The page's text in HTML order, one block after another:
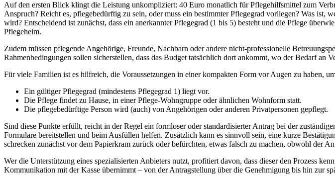
Auf den ersten Blick klingt die Leistung unkompliziert: 40 Euro monatlich für Pflegehilfsmittel zum
Anspruch? Reicht es, pflegebedürftig zu sein, oder muss ein bestimmter Pflegegrad vorliegen? Was
wird? Entscheidend ist zunächst, dass ein anerkannter Pflegegrad (1 bis 5) besteht und die Pflege
Pflegeheim.
Zudem müssen pflegende Angehörige, Freunde, Nachbarn oder andere nicht-professionelle
Rahmenbedingungen sollen sicherstellen, dass das Budget tatsächlich dort ankommt, wo der Bedarf an
Für viele Familien ist es hilfreich, die Voraussetzungen in einer kompakten Form vor Augen zu haben,
Ein gültiger Pflegegrad (mindestens Pflegegrad 1) liegt vor.
Die Pflege findet zu Hause, in einer Pflege-Wohngruppe oder ähnlichen Wohnform statt.
Die pflegebedürftige Person wird (auch) von Angehörigen oder anderen Privatpersonen gepflegt.
Sind diese Punkte erfüllt, reicht in der Regel ein formloser oder standardisierter Antrag bei der
Formulare bereitstellen und beim Ausfüllen helfen. Zusätzlich kann es sinnvoll sein, eine kurze
schrecken zunächst vor dem Papierkram zurück oder befürchten, etwas falsch zu machen, obwohl der
Wer die Unterstützung eines spezialisierten Anbieters nutzt, profitiert davon, dass dieser den Prozess
Kommunikation mit der Kasse übernimmt – von der Antragstellung über die Genehmigung bis hin zur